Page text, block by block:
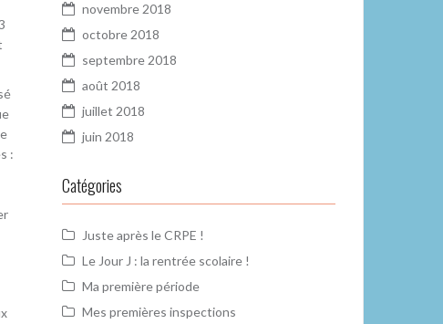
:
novembre 2018
octobre 2018
septembre 2018
août 2018
juillet 2018
juin 2018
Catégories
Juste après le CRPE !
Le Jour J : la rentrée scolaire !
Ma première période
Mes premières inspections